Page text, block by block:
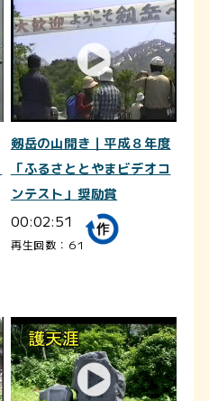
剱岳の山開き｜平成８年度
「ふるさととやまビデオコ
ンテスト」奨励賞
00:02:51
再生回数：61